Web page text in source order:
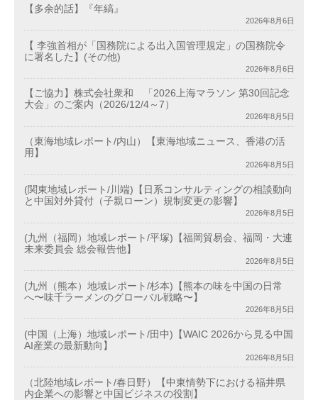
【多余的話】『年縞』
2026年8月6日
【 李強首相が「国務院による出入国管理規定」の国務院令
に署名した】(その他)
2026年8月6日
【ご協力】株式会社衆和 「2026上海マラソン 第30回記念
大会」のご案内（2026/12/4～7）
2026年8月5日
（東海地域レポート/内山）【東海地域ニュース、香港の活
用】
2026年8月5日
(関東地域レポート/川端)【日系コンサルティングの相談動向
と中国対外貸付（子親ローン）規制変更の影響】
2026年8月5日
(九州（福岡）地域レポート/平塚)【福岡貿易会、福岡・大連
未来委員会 総会報告他】
2026年8月5日
(九州（熊本）地域レポート/杉本)【熊本の味を中国の日常
へ〜味千ラーメンのグローバル戦略〜】
2026年8月5日
(中国（上海）地域レポート/田中)【WAIC 2026から見る中国
AI産業の最新動向】
2026年8月5日
（北陸地域レポート/春日野）【中東情勢下における福井県
内企業への影響と中国ビジネスの役割】